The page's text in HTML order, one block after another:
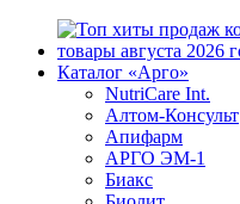
Каталог «Арго»
NutriCare Int.
Алтом-Консульт
Апифарм
АРГО ЭМ-1
Биакс